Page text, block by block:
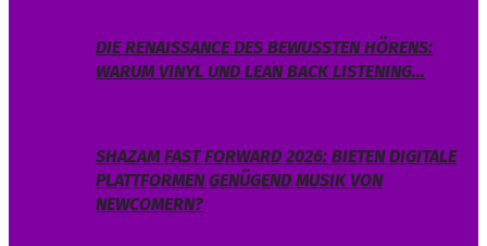
DIE RENAISSANCE DES BEWUSSTEN HÖRENS:
WARUM VINYL UND LEAN BACK LISTENING…
SHAZAM FAST FORWARD 2026: BIETEN DIGITALE
PLATTFORMEN GENÜGEND MUSIK VON
NEWCOMERN?